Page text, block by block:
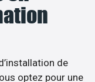
de
optez pour une